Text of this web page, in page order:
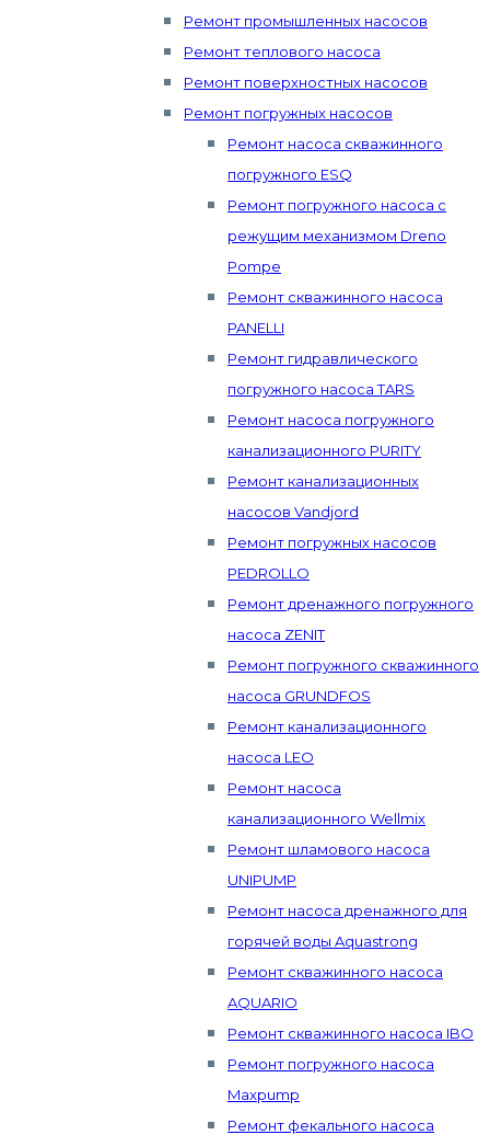
Ремонт промышленных насосов
Ремонт теплового насоса
Ремонт поверхностных насосов
Ремонт погружных насосов
Ремонт насоса скважинного
погружного ESQ
Ремонт погружного насоса с
режущим механизмом Dreno
Pompe
Ремонт скважинного насоса
PANELLI
Ремонт гидравлического
погружного насоса TARS
Ремонт насоса погружного
канализационного PURITY
Ремонт канализационных
насосов Vandjord
Ремонт погружных насосов
PEDROLLO
Ремонт дренажного погружного
насоса ZENIT
Ремонт погружного скважинного
насоса GRUNDFOS
Ремонт канализационного
насоса LEO
Ремонт насоса
канализационного Wellmix
Ремонт шламового насоса
UNIPUMP
Ремонт насоса дренажного для
горячей воды Aquastrong
Ремонт скважинного насоса
AQUARIO
Ремонт скважинного насоса IBO
Ремонт погружного насоса
Maxpump
Ремонт фекального насоса